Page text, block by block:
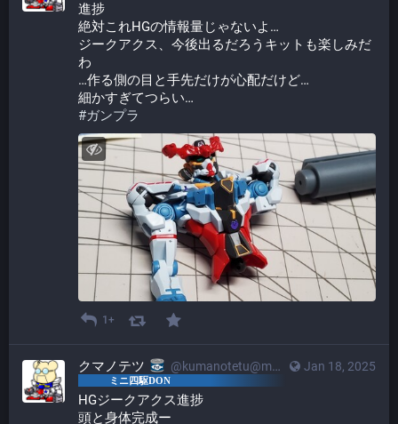
進捗
絶対これHGの情報量じゃないよ…
ジークアクス、今後出るだろうキットも楽しみだ
わ
…作る側の目と手先だけが心配だけど…
細かすぎてつらい…
#ガンプラ
1+
Jan 18, 2025
クマノテツ @kumanotetu@mstdn.mini4wd-engineer.com
HGジークアクス進捗
頭と身体完成ー